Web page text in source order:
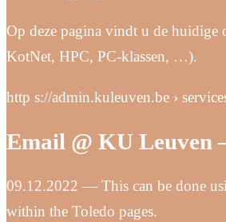
Op deze pagina vindt u de huidige
KotNet, HPC, PC-klassen, …).
http s://admin.kuleuven.be ›
Email @ KU Leuven
09.12.2022 — This can be done
within the Toledo pages.